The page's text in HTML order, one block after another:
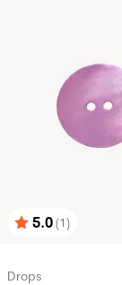
Betyg:
5.0(1)
utav 5 stjärnor
Drops